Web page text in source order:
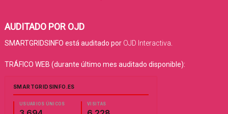
AUDITADO POR OJD
SMARTGRIDSINFO está auditado por OJD Interactiva
TRÁFICO WEB (durante último mes auditado disponible):